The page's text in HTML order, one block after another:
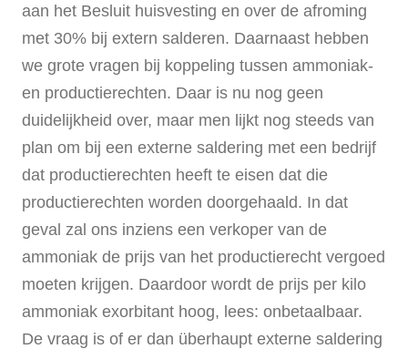
aan het Besluit huisvesting en over de afroming
met 30% bij extern salderen. Daarnaast hebben
we grote vragen bij koppeling tussen ammoniak-
en productierechten. Daar is nu nog geen
duidelijkheid over, maar men lijkt nog steeds van
plan om bij een externe saldering met een bedrijf
dat productierechten heeft te eisen dat die
productierechten worden doorgehaald. In dat
geval zal ons inziens een verkoper van de
ammoniak de prijs van het productierecht vergoed
moeten krijgen. Daardoor wordt de prijs per kilo
ammoniak exorbitant hoog, lees: onbetaalbaar.
De vraag is of er dan überhaupt externe saldering